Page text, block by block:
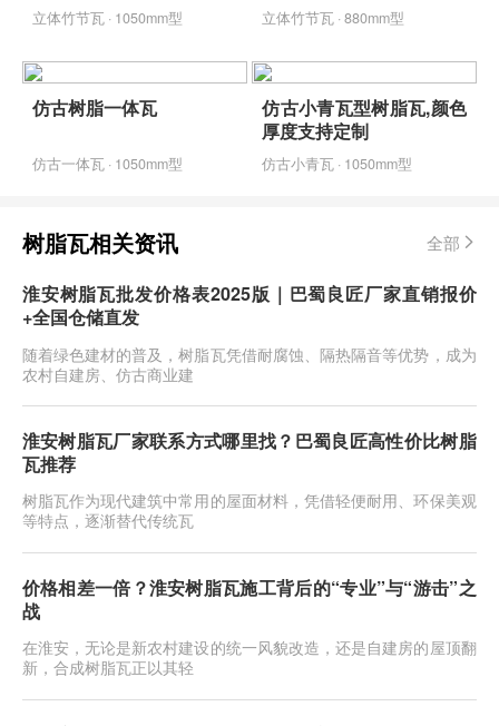
立体竹节瓦 · 1050mm型 立体竹节瓦 · 880mm型
仿古树脂一体瓦
仿古一体瓦 · 1050mm型
仿古小青瓦型树脂瓦,颜色
厚度支持定制
仿古小青瓦 · 1050mm型
树脂瓦相关资讯 全部
淮安树脂瓦批发价格表2025版｜巴蜀良匠厂家直销报价
+全国仓储直发
随着绿色建材的普及，树脂瓦凭借耐腐蚀、隔热隔音等优势，成为
农村自建房、仿古商业建
淮安树脂瓦厂家联系方式哪里找？巴蜀良匠高性价比树脂
瓦推荐
树脂瓦作为现代建筑中常用的屋面材料，凭借轻便耐用、环保美观
等特点，逐渐替代传统瓦
价格相差一倍？淮安树脂瓦施工背后的“专业”与“游击”之
战
在淮安，无论是新农村建设的统一风貌改造，还是自建房的屋顶翻
新，合成树脂瓦正以其轻